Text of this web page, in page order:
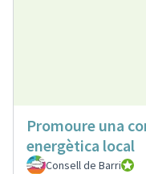
Promoure una
energètica local
Consell de Barri